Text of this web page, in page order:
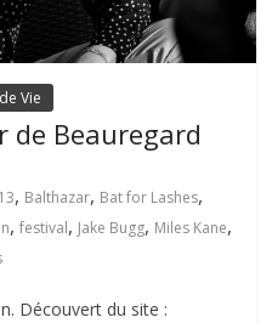
Vie
de Beauregard
, Balthazar, Bat for Lashes,
,festival, Jake Bugg, Miles Kane,
Découvert du site :